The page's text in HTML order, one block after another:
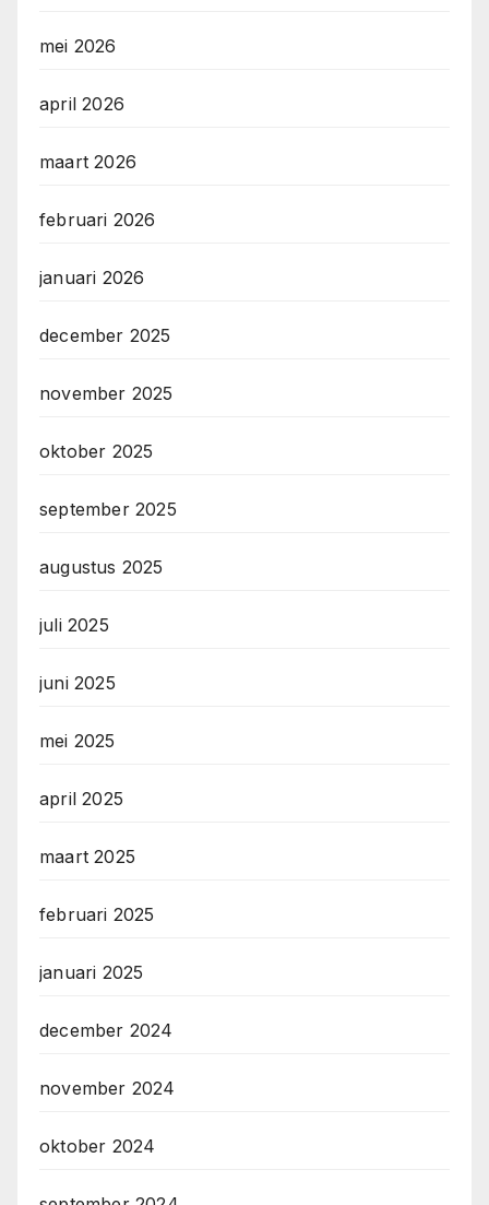
mei 2026
april 2026
maart 2026
februari 2026
januari 2026
december 2025
november 2025
oktober 2025
september 2025
augustus 2025
juli 2025
juni 2025
mei 2025
april 2025
maart 2025
februari 2025
januari 2025
december 2024
november 2024
oktober 2024